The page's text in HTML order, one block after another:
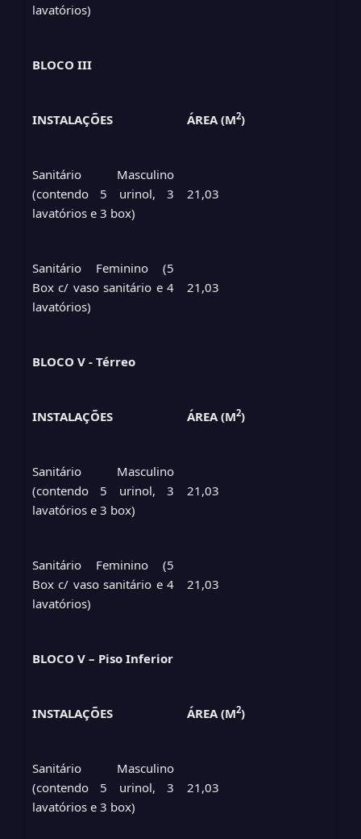
lavatórios)
BLOCO III
INSTALAÇÕES ÁREA (M2)
Sanitário Masculino
(contendo 5 urinol, 3
lavatórios e 3 box)
21,03
Sanitário Feminino (5
Box c/ vaso sanitário e 4
lavatórios)
21,03
BLOCO V - Térreo
INSTALAÇÕES ÁREA (M2)
Sanitário Masculino
(contendo 5 urinol, 3
lavatórios e 3 box)
21,03
Sanitário Feminino (5
Box c/ vaso sanitário e 4
lavatórios)
21,03
BLOCO V – Piso Inferior
INSTALAÇÕES ÁREA (M2)
Sanitário Masculino
(contendo 5 urinol, 3
lavatórios e 3 box)
21,03